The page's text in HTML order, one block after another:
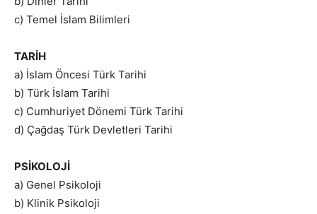
c) Temel İslam Bilimleri
TARİH
a) İslam Öncesi Türk Tarihi
b) Türk İslam Tarihi
c) Cumhuriyet Dönemi Türk Tarihi
d) Çağdaş Türk Devletleri Tarihi
PSİKOLOJİ
a) Genel Psikoloji
b) Klinik Psikoloji